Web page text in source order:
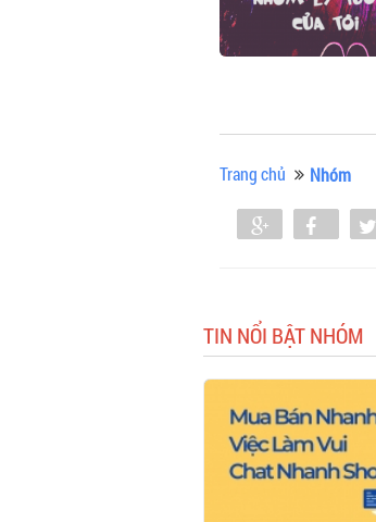
Trang chủ Nhóm
Share Share
TIN NỔI BẬT NHÓM